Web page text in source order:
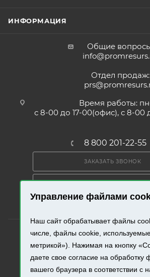
Управление файлами
Наш сайт обрабатывает файлы
числе, файлы cookie,
метрикой»). Нажимая на кнопку
даете свое согласие на обработку
вашего браузера в соответствии с
ИНФОРМАЦИЯ
Общие
Отдел продаж:
Время работы:
с 8-00 до 17-00(офис), с 8-00
8 800 201-22-55
ЗАКАЗАТЬ ЗВОНОК
2026 © «Промресурс». Все